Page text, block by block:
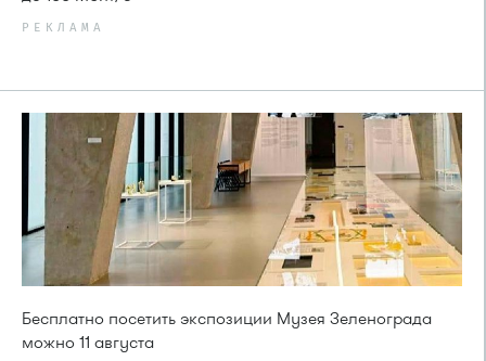
РЕКЛАМА
Бесплатно посетить экспозиции Музея Зеленограда
можно 11 августа